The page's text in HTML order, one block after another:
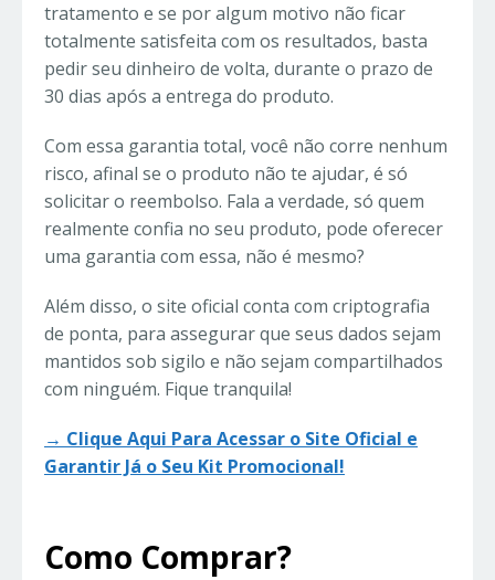
tratamento e se por algum motivo não ficar
totalmente satisfeita com os resultados, basta
pedir seu dinheiro de volta, durante o prazo de
30 dias após a entrega do produto.
Com essa garantia total, você não corre nenhum
risco, afinal se o produto não te ajudar, é só
solicitar o reembolso. Fala a verdade, só quem
realmente confia no seu produto, pode oferecer
uma garantia com essa, não é mesmo?
Além disso, o site oficial conta com criptografia
de ponta, para assegurar que seus dados sejam
mantidos sob sigilo e não sejam compartilhados
com ninguém. Fique tranquila!
→ Clique Aqui Para Acessar o Site Oficial e
Garantir Já o Seu Kit Promocional!
Como Comprar?